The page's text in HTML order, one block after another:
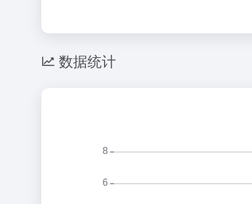
数据统计